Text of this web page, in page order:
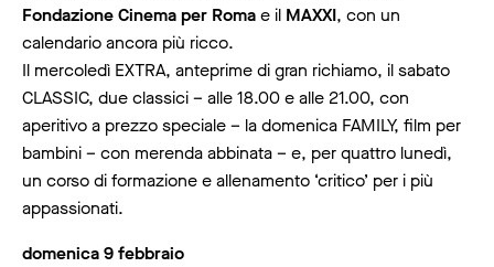
Fondazione Cinema per Romae il MAXXI, con un
calendario ancora più ricco.
Il mercoledì EXTRA, anteprime di gran richiamo, il sabato
CLASSIC, due classici – alle 18.00 e alle 21.00, con
aperitivo a prezzo speciale – la domenica FAMILY, film per
bambini – con merenda abbinata – e, per quattro lunedì,
un corso di formazione e allenamento ‘critico’ per i più
appassionati.
domenica 9 febbraio